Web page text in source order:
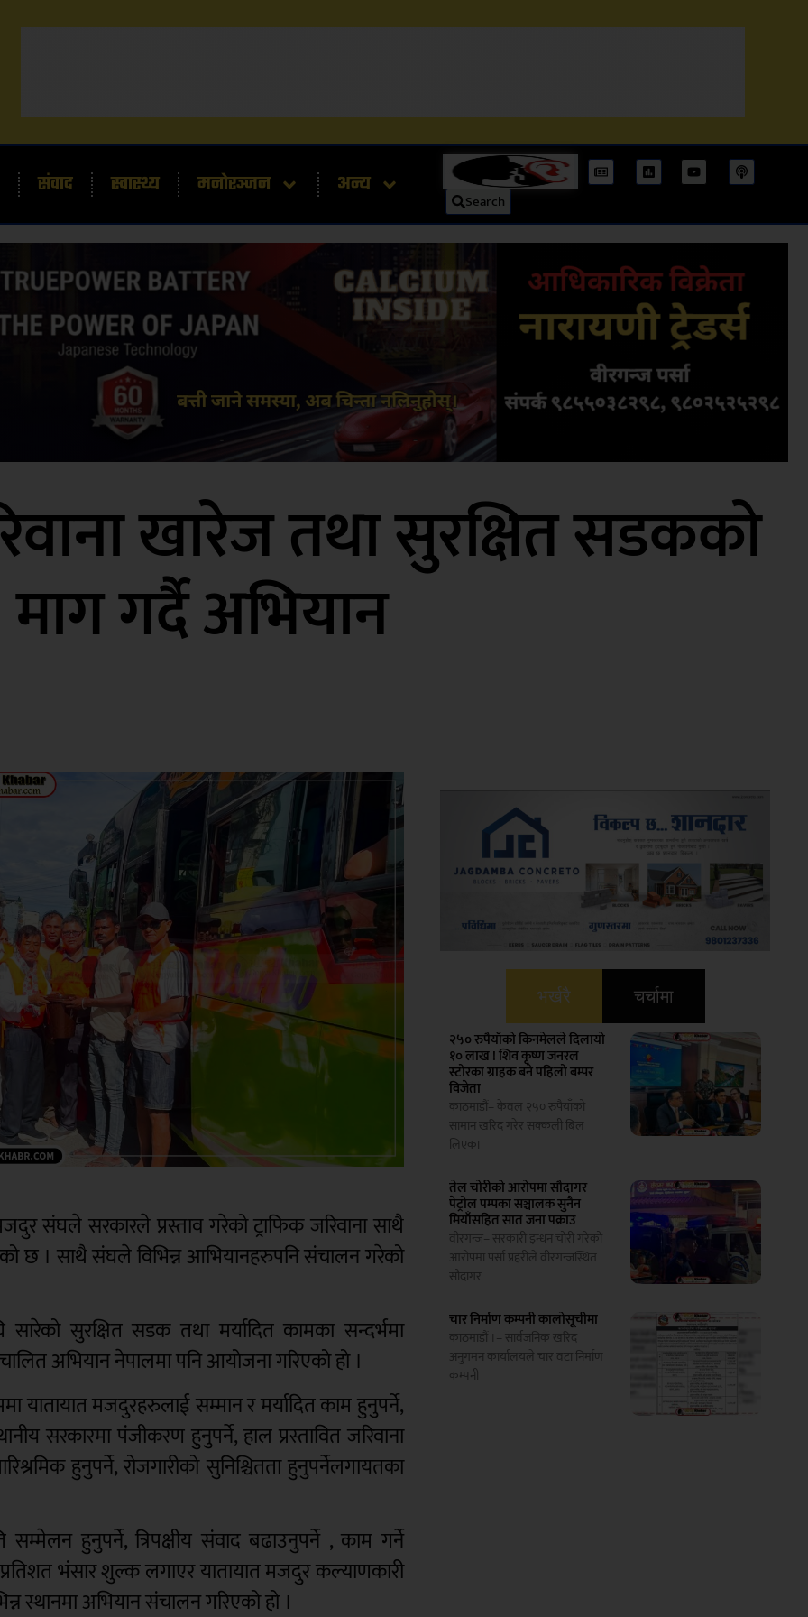
संवाद स्वास्थ्य मनोरञ्जन अन्य
Search
खारेज तथा सुरक्षित सडकको
माग गर्दै अभियान
संघले सरकारले प्रस्ताव गरेको ट्राफिक जरिवाना साथै
छ । साथै संघले विभिन्न आभियानहरुपनि संचालन गरेको
सुरक्षित सडक तथा मर्यादित कामका सन्दर्भमा
अभियान नेपालमा पनि आयोजना गरिएको हो ।
मजदुरहरुलाई सम्मान र मर्यादित काम हुनुपर्ने,
सरकारमा पंजीकरण हुनुपर्ने, हाल प्रस्तावित जरिवाना
हुनुपर्ने, रोजगारीको सुनिश्चितता हुनुपर्नेलगायतका
सम्मेलन हुनुपर्ने, त्रिपक्षीय संवाद बढाउनुपर्ने , काम गर्ने
भंसार शुल्क लगाएर यातायात मजदुर कल्याणकारी
स्थानमा अभियान संचालन गरिएको हो ।
भर्खरै चर्चामा
२५० रुपैयाँको किनमेलले दिलायो
१० लाख ! शिव कृष्ण जनरल
स्टोरका ग्राहक बने पहिलो बम्पर
विजेता
काठमाडौं– केवल २५० रुपैयाँको
सामान खरिद गरेर सक्कली बिल
लिएका
तेल चोरीको आरोपमा सौदागर
पेट्रोल पम्पका सञ्चालक सुनैन
मियाँसहित सात जना पक्राउ
वीरगन्ज– सरकारी इन्धन चोरी गरेको
आरोपमा पर्सा प्रहरीले वीरगन्जस्थित
सौदागर
चार निर्माण कम्पनी कालोसूचीमा
काठमाडौं ।– सार्वजनिक खरिद
अनुगमन कार्यालयले चार वटा निर्माण
कम्पनी